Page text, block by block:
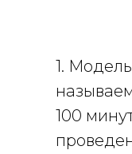
1.
100